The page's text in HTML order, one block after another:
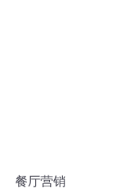
餐厅营销